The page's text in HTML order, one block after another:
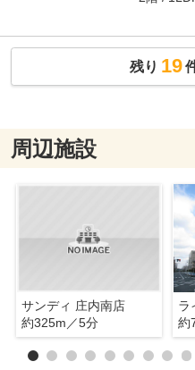
残り 19
周辺施設
サンディ 庄内南店
約325m／5分
ラ
約